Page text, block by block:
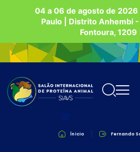
04 a 06 de agosto de 2026
Paulo | Distrito Anhembi -
Fontoura, 1209
Ínicio Fernando